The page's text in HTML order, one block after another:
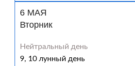
6 МАЯ
Вторник
Нейтральный день
9, 10 лунный день